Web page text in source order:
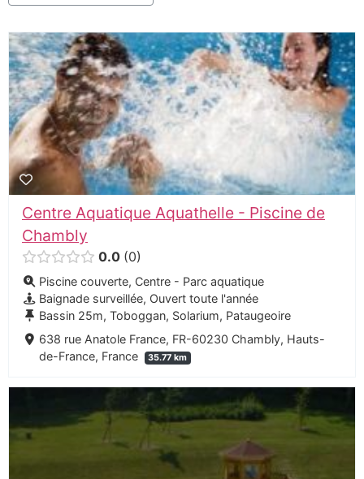
Centre Aquatique Aquathelle - Piscine de
Chambly
0.0 0
Piscine couverte, Centre - Parc aquatique
Baignade surveillée, Ouvert toute l'année
Bassin 25m, Toboggan, Solarium, Pataugeoire
638 rue Anatole France, FR-60230 Chambly, Hauts-
de-France, France
35.77 km